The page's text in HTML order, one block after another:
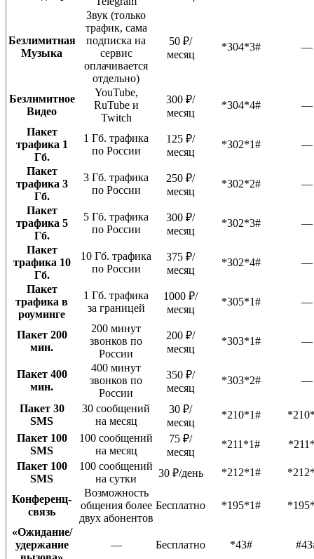
Безлимитная
Музыка
Звук (только
трафик, сама
подписка на
сервис
оплачивается
отдельно)
50 ₽/
месяц
*304*3# —
Безлимитное
Видео
YouTube,
RuTube и
Twitch
300 ₽/
месяц
*304*4# —
Пакет
трафика 1
Гб.
1 Гб. трафика
по России
125 ₽/
месяц
*302*1# —
Пакет
трафика 3
Гб.
3 Гб. трафика
по России
250 ₽/
месяц
*302*2# —
Пакет
трафика 5
Гб.
5 Гб. трафика
по России
300 ₽/
месяц
*302*3# —
Пакет
трафика 10
Гб.
10 Гб. трафика
по России
375 ₽/
месяц
*302*4# —
Пакет
трафика в
роуминге
1 Гб. трафика
за границей
1000 ₽/
месяц
*305*1# —
Пакет 200
мин.
200 минут
звонков по
России
200 ₽/
месяц
*303*1# —
Пакет 400
мин.
400 минут
звонков по
России
350 ₽/
месяц
*303*2# —
Пакет 30
SMS
30 сообщений
на месяц
30 ₽/
месяц
*210*1#
Пакет 100
SMS
100 сообщений
на месяц
75 ₽/
месяц
*211*1#
Пакет 100
SMS
100 сообщений
на сутки
30 ₽/день *212*1#
Конференц-
связь
Возможность
общения более
двух абонентов
Бесплатно *195*1#
«Ожидание/
удержание
— Бесплатно *43#